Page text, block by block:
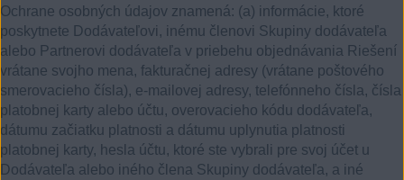
Ochrane osobných údajov znamená: (a) informácie, ktoré
poskytnete Dodávateľovi, inému členovi Skupiny dodávateľa
alebo Partnerovi dodávateľa v priebehu objednávania Riešení
vrátane svojho mena, fakturačnej adresy (vrátane poštového
smerovacieho čísla), e-mailovej adresy, telefónneho čísla, čísla
platobnej karty alebo účtu, overovacieho kódu dodávateľa,
dátumu začiatku platnosti a dátumu uplynutia platnosti
platobnej karty, hesla účtu, ktoré ste vybrali pre svoj účet u
Dodávateľa alebo iného člena Skupiny dodávateľa, a iné